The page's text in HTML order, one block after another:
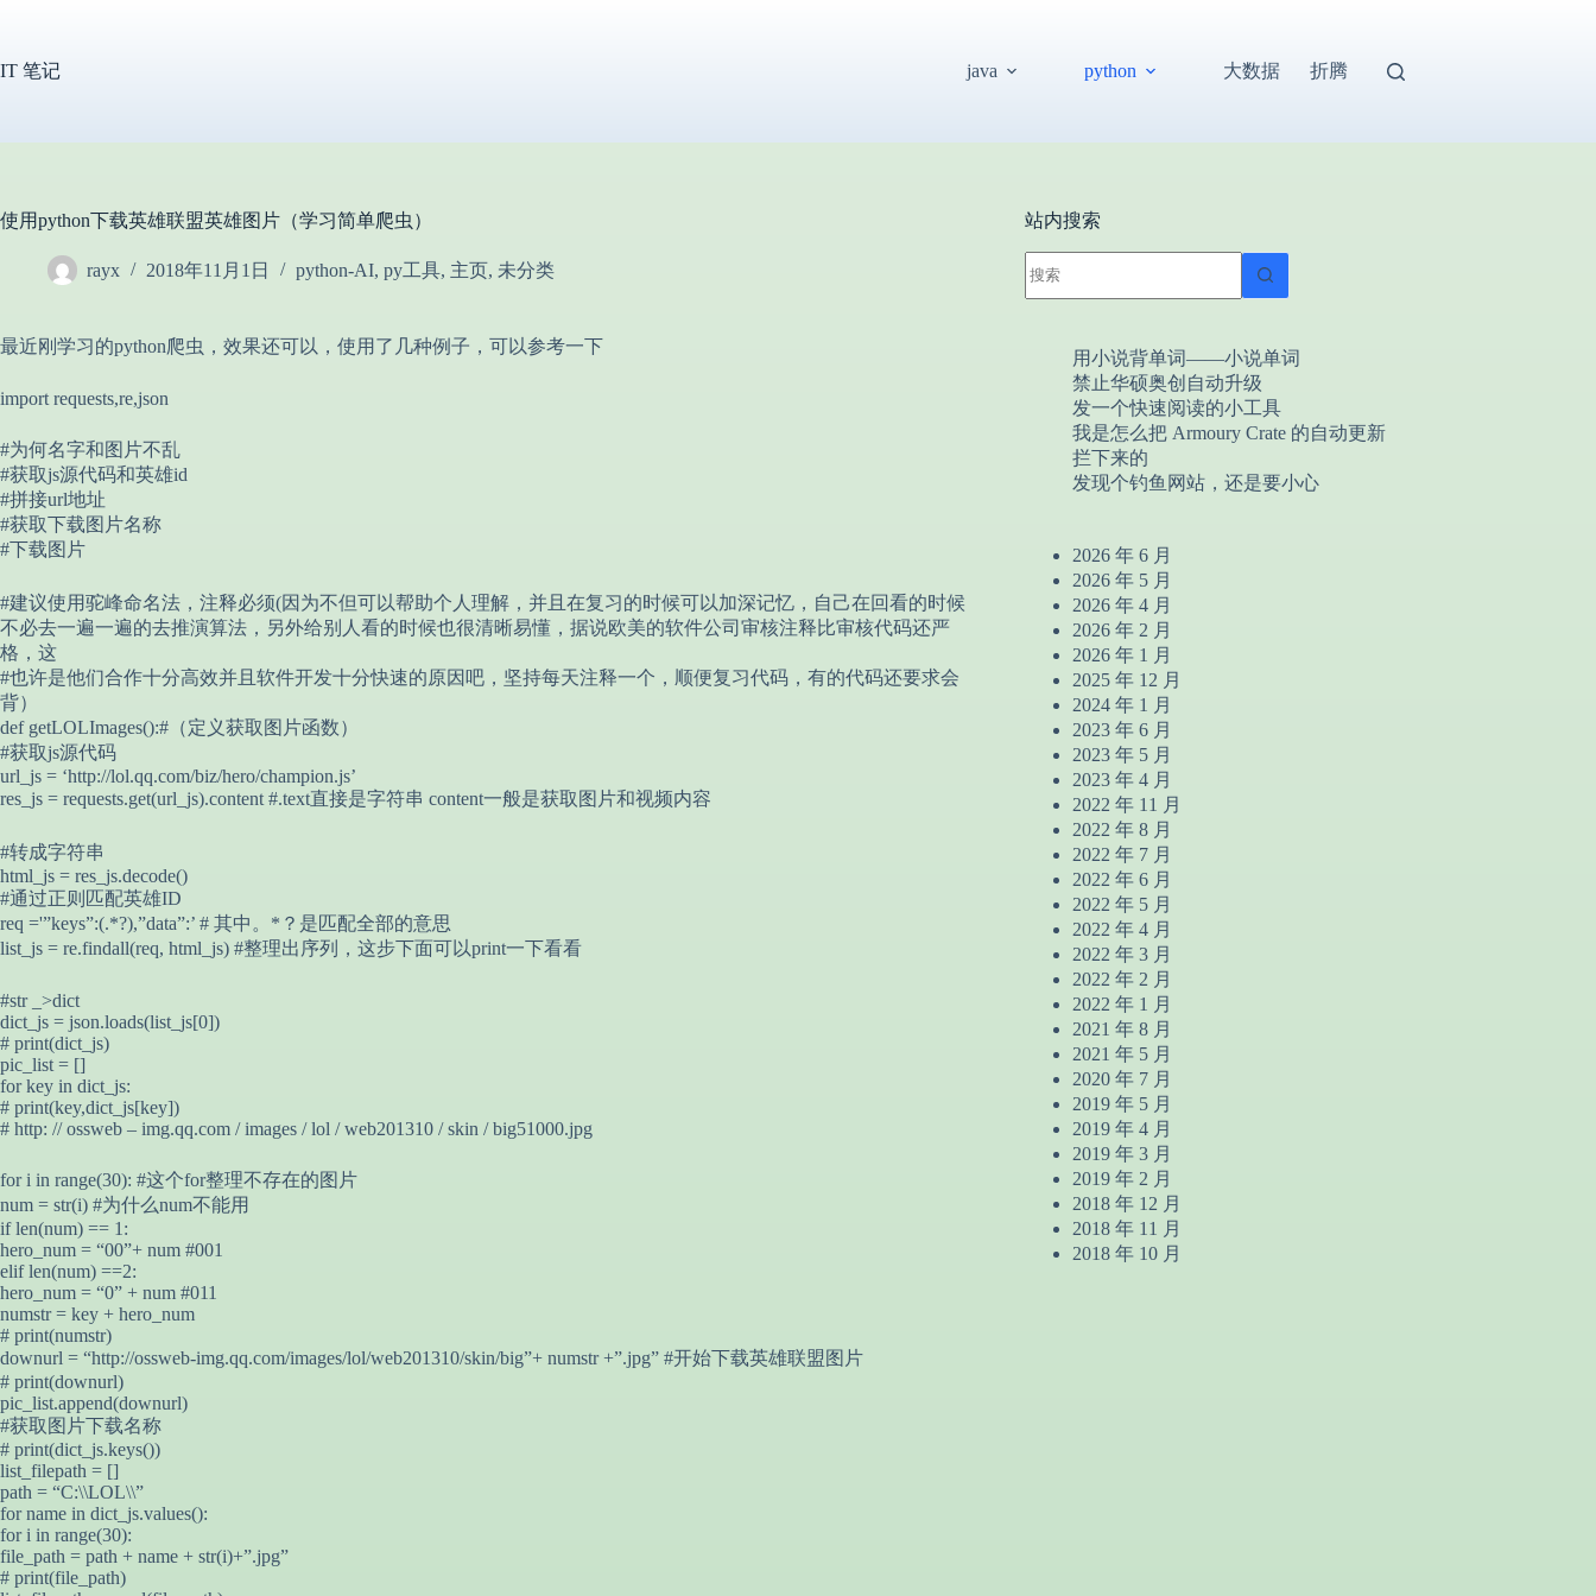
内
IT 笔记 java python 大数据 折腾
使用python下载英雄联盟英雄图片（学习简单爬虫）
rayx 2018年11月1日 python-AI, py工具, 主页, 未分类
最近刚学习的python爬虫，效果还可以，使用了几种例子，可以参考一下
import requests,re,json
#为何名字和图片不乱
#获取js源代码和英雄id
#拼接url地址
#获取下载图片名称
#下载图片
#建议使用驼峰命名法，注释必须(因为不但可以帮助个人理解，并且在复习的时候可以加深记忆，自己在回看的时候
不必去一遍一遍的去推演算法，另外给别人看的时候也很清晰易懂，据说欧美的软件公司审核注释比审核代码还严
格，这
#也许是他们合作十分高效并且软件开发十分快速的原因吧，坚持每天注释一个，顺便复习代码，有的代码还要求会
背）
def getLOLImages():#（定义获取图片函数）
#获取js源代码
url_js = ‘http://lol.qq.com/biz/hero/champion.js’
res_js = requests.get(url_js).content #.text直接是字符串 content一般是获取图片和视频内容
#转成字符串
html_js = res_js.decode()
#通过正则匹配英雄ID
req ='”keys”:(.*?),”data”:’ # 其中。*？是匹配全部的意思
list_js = re.findall(req, html_js) #整理出序列，这步下面可以print一下看看
#str _>dict
dict_js = json.loads(list_js[0])
# print(dict_js)
pic_list = []
for key in dict_js:
# print(key,dict_js[key])
# http: // ossweb – img.qq.com / images / lol / web201310 / skin / big51000.jpg
for i in range(30): #这个for整理不存在的图片
num = str(i) #为什么num不能用
if len(num) == 1:
hero_num = “00”+ num #001
elif len(num) ==2:
hero_num = “0” + num #011
numstr = key + hero_num
# print(numstr)
downurl = “http://ossweb-img.qq.com/images/lol/web201310/skin/big”+ numstr +”.jpg” #开始下载英雄联盟图片
# print(downurl)
pic_list.append(downurl)
#获取图片下载名称
# print(dict_js.keys())
list_filepath = []
path = “C:\\LOL\\”
for name in dict_js.values():
for i in range(30):
file_path = path + name + str(i)+”.jpg”
# print(file_path)
站内搜索
结
用小说背单词——小说单词
禁止华硕奥创自动升级
发一个快速阅读的小工具
我是怎么把 Armoury Crate 的自动更新
拦下来的
发现个钓鱼网站，还是要小心
2026 年 6 月
2026 年 5 月
2026 年 4 月
2026 年 2 月
2026 年 1 月
2025 年 12 月
2024 年 1 月
2023 年 6 月
2023 年 5 月
2023 年 4 月
2022 年 11 月
2022 年 8 月
2022 年 7 月
2022 年 6 月
2022 年 5 月
2022 年 4 月
2022 年 3 月
2022 年 2 月
2022 年 1 月
2021 年 8 月
2021 年 5 月
2020 年 7 月
2019 年 5 月
2019 年 4 月
2019 年 3 月
2019 年 2 月
2018 年 12 月
2018 年 11 月
2018 年 10 月